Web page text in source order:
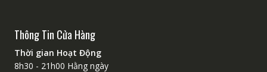
Thông Tin Cửa Hàng
Thời gian Hoạt Động
8h30 - 21h00 Hằng ngày